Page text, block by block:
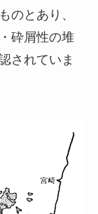
のとあり、
砕屑性の堆
されていま